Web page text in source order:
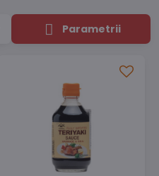
Parametrii